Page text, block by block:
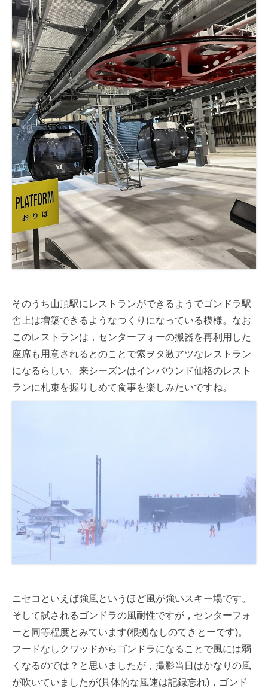
そのうち山頂駅にレストランができるようでゴンドラ駅
舎上は増築できるようなつくりになっている模様。なお
このレストランは，センターフォーの搬器を再利用した
座席も用意されるとのことで索ヲタ激アツなレストラン
になるらしい。来シーズンはインバウンド価格のレスト
ランに札束を握りしめて食事を楽しみたいですね。
ニセコといえば強風というほど風が強いスキー場です。
そして試されるゴンドラの風耐性ですが，センターフォ
ーと同等程度とみています(根拠なしのてきとーです)。
フードなしクワッドからゴンドラになることで風には弱
くなるのでは？と思いましたが，撮影当日はかなりの風
が吹いていましたが(具体的な風速は記録忘れ)，ゴンド